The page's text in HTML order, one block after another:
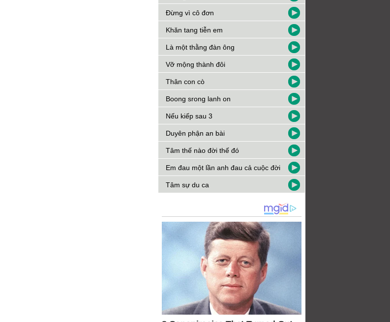
Đừng vì cô đơn
Khăn tang tiễn em
Là một thằng đàn ông
Vỡ mộng thành đôi
Thân con cò
Boong srong lanh on
Nếu kiếp sau 3
Duyên phận an bài
Tâm thế nào đời thế đó
Em đau một lần anh đau cả cuộc đời
Tâm sự du ca